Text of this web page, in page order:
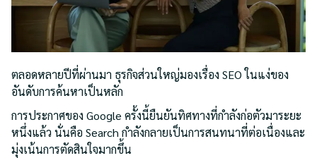
ตลอดหลายปีที่ผ่านมา ธุรกิจส่วนใหญ่มองเรื่อง SEO ในแง่ของ
อันดับการค้นหาเป็นหลัก
การประกาศของ Google ครั้งนี้ยืนยันทิศทางที่กำลังก่อตัวมาระยะ
หนึ่งแล้ว นั่นคือ Search กำลังกลายเป็นการสนทนาที่ต่อเนื่องและ
มุ่งเน้นการตัดสินใจมากขึ้น